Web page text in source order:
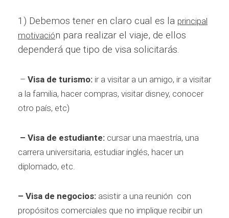
1) Debemos tener en claro cual es la principal
motivación para realizar el viaje, de ellos
dependerá que tipo de visa solicitarás.
– Visa de turismo: ir a visitar a un amigo, ir a visitar
a la familia, hacer compras, visitar disney, conocer
otro país, etc)
– Visa de estudiante: cursar una maestría, una
carrera universitaria, estudiar inglés, hacer un
diplomado, etc.
– Visa de negocios: asistir a una reunión con
propósitos comerciales que no implique recibir un